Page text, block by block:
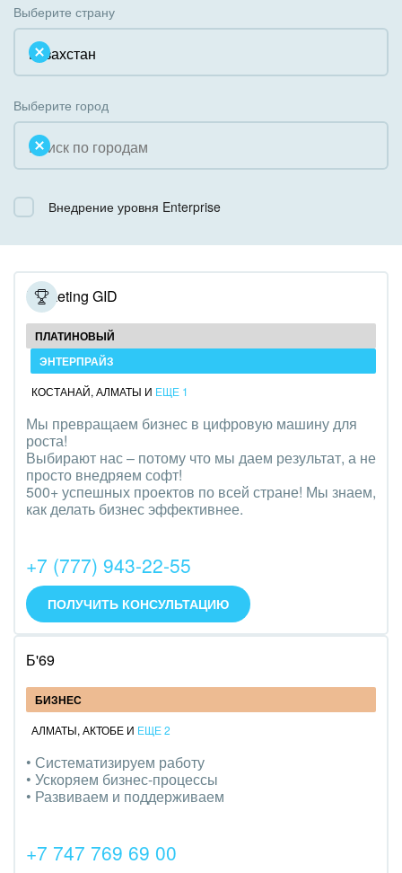
Внедрение Бизнес-процессов
Системное администрирование
Интернет-магазин и CRM
Крупные корпоративные внедрения
Внедрение для медицины
Внедрение для гос.организаций
Внедрение онлайн-продаж
Внедрение онлайн-офиса / Интранета
Коммунальные услуги, ЖКХ
Некоммерческие, религиозные организации,
Недвижимость, риэлтерские компании
Образование, наука
Общественно-политические организации
Охрана, безопасность
Промышленность
СМИ, издательства, справочники
Страхование
Строительство, ремонт и благоустройство
Транспорт, Авиация, автобизнес
Трудоустройство
Красота, фитнес, спорт
PR, маркетинг, реклама,
АПК и пищевая промышленность
Выставки, семинары, конференции
Досуг, туризм и отдых
Изготовление памятников и мемориальных
комплексов
Интерьер, дизайн, декор
Облачный Битрикс24
Коробочная версия
Выберите страну
Выберите город
Внедрение уровня Enterprise
Marketing GID
ПЛАТИНОВЫЙ
ЭНТЕРПРАЙЗ
КОСТАНАЙ, АЛМАТЫ И ЕЩЕ 1
Мы превращаем бизнес в цифровую машину для
роста!
Выбирают нас – потому что мы даем результат, а не
просто внедряем софт!
500+ успешных проектов по всей стране! Мы знаем,
как делать бизнес эффективнее.
+7 (777) 943-22-55
ПОЛУЧИТЬ КОНСУЛЬТАЦИЮ
Б'69
БИЗНЕС
АЛМАТЫ, АКТОБЕ И ЕЩЕ 2
• Систематизируем работу
• Ускоряем бизнес-процессы
• Развиваем и поддерживаем
+7 747 769 69 00